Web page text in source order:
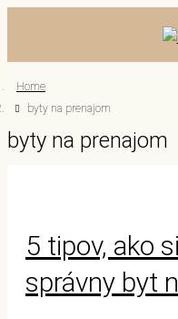
Home
byty na prenajom
byty na prenajom
5 tipov, ako
správny byt